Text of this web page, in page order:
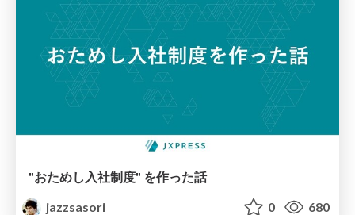
"おためし入社制度" を作った話
jazzsasori
0 680